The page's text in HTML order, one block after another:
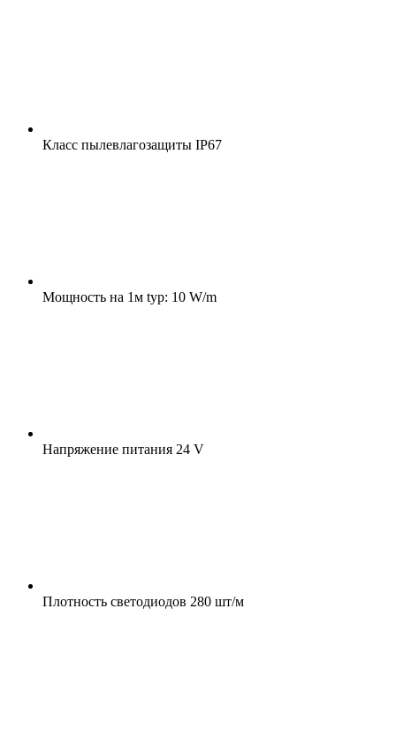
Класс пылевлагозащиты IP67
Мощность на 1м typ: 10 W/m
Напряжение питания 24 V
Плотность светодиодов 280 шт/м